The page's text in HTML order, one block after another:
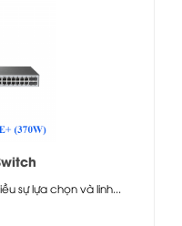
sự lựa chọn và linh...